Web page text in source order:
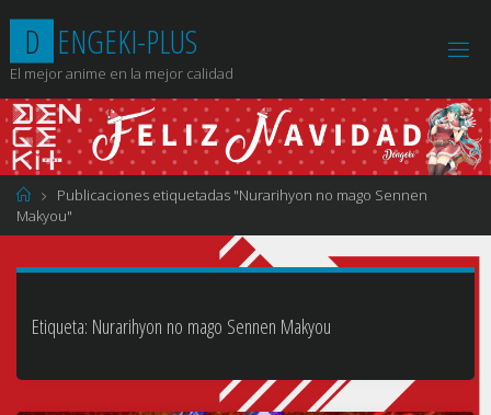
contenido
D ENGEKI-PLUS
El mejor anime en la mejor calidad
Página
de
Inicio
Publicaciones etiquetadas "Nurarihyon no mago Sennen
Makyou"
Etiqueta: Nurarihyon no mago Sennen Makyou